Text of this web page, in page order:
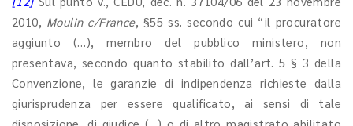
2010, Moulin c/France, §55 ss. secondo cui “il procuratore
aggiunto (…), membro del pubblico ministero, non
presentava, secondo quanto stabilito dall’art. 5 § 3 della
Convenzione, le garanzie di indipendenza richieste dalla
giurisprudenza per essere qualificato, ai sensi di tale